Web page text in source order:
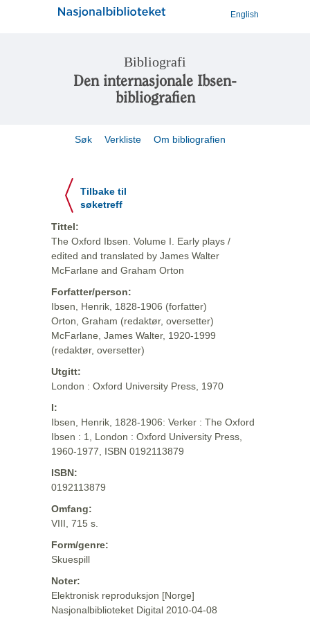
English
Bibliografi
Den internasjonale Ibsen-
bibliografien
Søk Verkliste Om bibliografien
Tilbake til
søketreff
Tittel:
The Oxford Ibsen. Volume I. Early plays /
edited and translated by James Walter
McFarlane and Graham Orton
Forfatter/person:
Ibsen, Henrik, 1828-1906 (forfatter)
Orton, Graham (redaktør, oversetter)
McFarlane, James Walter, 1920-1999
(redaktør, oversetter)
Utgitt:
London : Oxford University Press, 1970
I:
Ibsen, Henrik, 1828-1906: Verker : The Oxford
Ibsen : 1, London : Oxford University Press,
1960-1977, ISBN 0192113879
ISBN:
0192113879
Omfang:
VIII, 715 s.
Form/genre:
Skuespill
Noter:
Elektronisk reproduksjon [Norge]
Nasjonalbiblioteket Digital 2010-04-08